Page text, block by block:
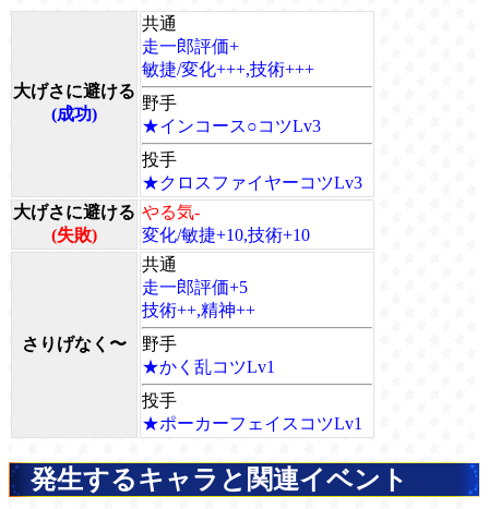
大げさに避ける
(成功)
共通
走一郎評価+
敏捷/変化+++,技術+++
野手
★インコース○コツLv3
投手
★クロスファイヤーコツLv3
大げさに避ける
(失敗)
やる気-
変化/敏捷+10,技術+10
さりげなく〜
共通
走一郎評価+5
技術++,精神++
野手
★かく乱コツLv1
投手
★ポーカーフェイスコツLv1
発生するキャラと関連イベント